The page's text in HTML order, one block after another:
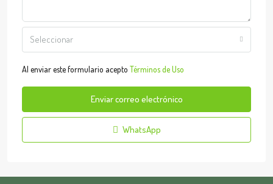
Seleccionar
Al enviar este formulario acepto Términos de Uso
Enviar correo electrónico
WhatsApp